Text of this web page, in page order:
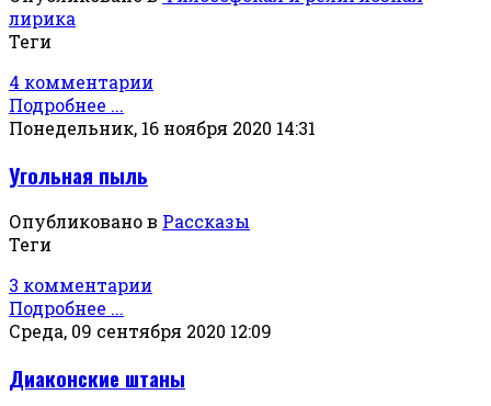
лирика
Теги
4 комментарии
Подробнее ...
Понедельник, 16 ноября 2020 14:31
Угольная пыль
Опубликовано в Рассказы
Теги
3 комментарии
Подробнее ...
Среда, 09 сентября 2020 12:09
Диаконские штаны